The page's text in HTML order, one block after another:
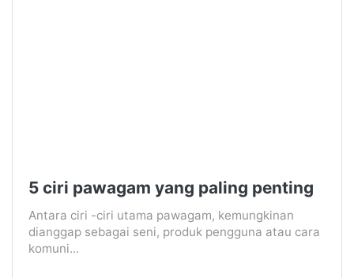
5 ciri pawagam yang paling penting
Antara ciri -ciri utama pawagam, kemungkinan
dianggap sebagai seni, produk pengguna atau cara
komuni...